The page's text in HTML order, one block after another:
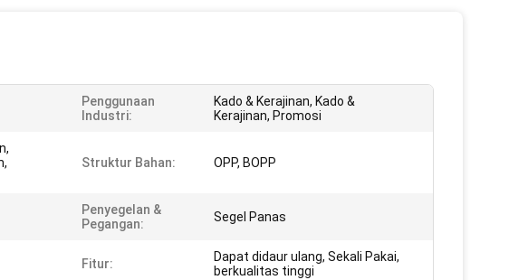
Penggunaan
Industri:
Kado & Kerajinan, Kado &
Kerajinan, Promosi
Struktur Bahan: OPP, BOPP
Penyegelan &
Pegangan:
Segel Panas
Fitur:
Dapat didaur ulang, Sekali Pakai,
berkualitas tinggi